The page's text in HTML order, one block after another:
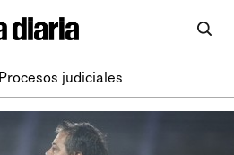
Procesos judiciales